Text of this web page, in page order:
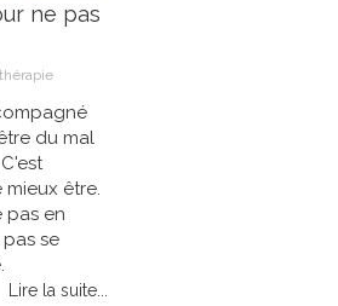
ne pas
du mal
être.
pas en
se
Lire la suite...